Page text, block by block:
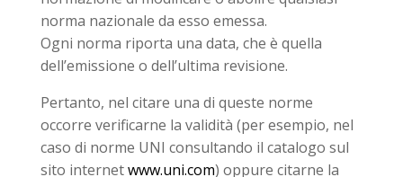
norma nazionale da esso emessa.
Ogni norma riporta una data, che è quella
dell’emissione o dell’ultima revisione.
Pertanto, nel citare una di queste norme
occorre verificarne la validità (per esempio, nel
caso di norme UNI consultando il catalogo sul
sito internetwww.uni.com) oppure citarne la